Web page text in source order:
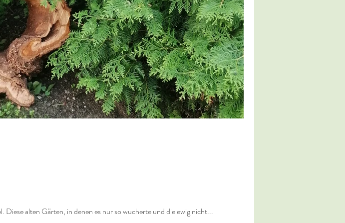
alten Gärten, in denen es nur so wucherte und die ewig nicht...